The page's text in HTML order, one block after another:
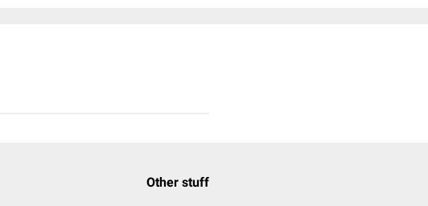
Other stuff